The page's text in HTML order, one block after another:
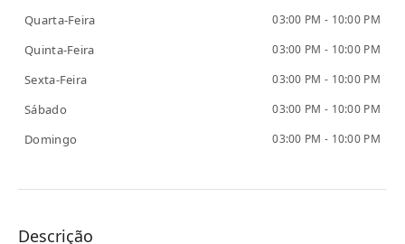
Quarta-Feira 03:00 PM - 10:00 PM
Quinta-Feira 03:00 PM - 10:00 PM
Sexta-Feira 03:00 PM - 10:00 PM
Sábado 03:00 PM - 10:00 PM
Domingo 03:00 PM - 10:00 PM
Descrição